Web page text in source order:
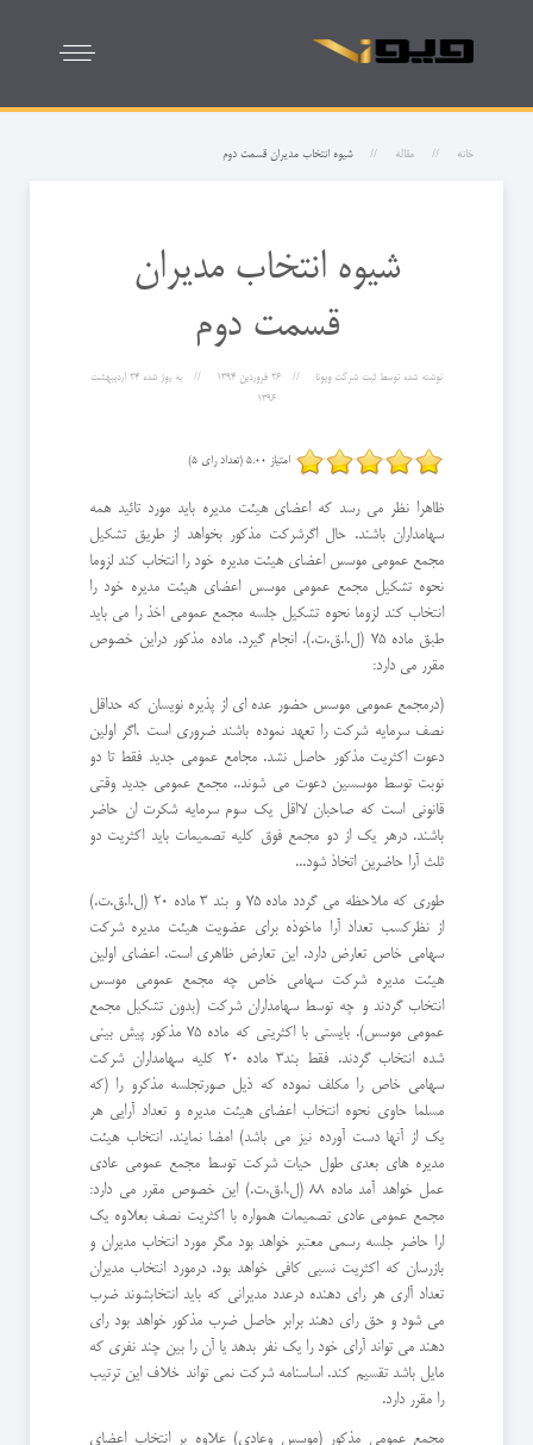
خانه مقاله شيوه انتخاب مدیران قسمت دوم
شيوه انتخاب مدیران
قسمت دوم
نوشته شده توسط ثبت شرکت ویونا 26 فروردين 1394 به روز شده
24 ارديبهشت
1396
امتیاز 5.00 (تعداد رای 5)
ظاهرا نظر می رسد كه اعضای هیئت مدیره باید مورد تائید همه
سهامداران باشند. حال اگرشركت مذكور بخواهد از طریق تشكیل
مجمع عمومی موسس اعضای هیئت مدیره خود را انتخاب كند لزوما
نحوه تشكیل مجمع عمومی موسس اعضای هیئت مدیره خود را
انتخاب كند لزوما نحوه تشكیل جلسه مجمع عمومی اخذ را می باید
طبق ماده ٧٥ (ل.ا.ق.ت.). انجام گیرد. ماده مذكور دراین خصوص
مقرر می دارد:
(درمجمع عمومی موسس حضور عده ای از پذیره نویسان كه حداقل
نصف سرمایه شركت را تعهد نموده باشند ضروری است .اگر اولین
دعوت اكثریت مذكور حاصل نشد. مجامع عمومی جدید فقط تا دو
نوبت توسط موسسین دعوت می شوند.. مجمع عمومی جدید وقتی
قانونی است كه صاحبان لااقل یك سوم سرمایه شكرت ان حاضر
باشند. درهر یك از دو مجمع فوق كلیه تصمیمات باید اكثریت دو
ثلث آرا حاضرین اتخاذ شود...
طوری كه ملاحظه می گردد ماده ٧٥ و بند ٣ ماده ٢٠ (ل.ا.ق.ت.)
از نظركسب تعداد آرا ماخوذه برای عضویت هیئت مدیره شركت
سهامی خاص تعارض دارد. این تعارض ظاهری است. اعضای اولین
هیئت مدیره شركت سهامی خاص چه مجمع عمومی موسس
انتخاب گردند و چه توسط سهامداران شركت (بدون تشكیل مجمع
عمومی موسس). بایستی با اكثریتی كه ماده ٧٥ مذكور پیش بینی
شده انتخاب گردند. فقط بند٣ ماده ٢٠ كلیه سهامداران شركت
سهامی خاص را مكلف نموده كه ذیل صورتجلسه مذكرو را (كه
مسلما حاوی نحوه انتخاب اعضای هیئت مدیره و تعداد آرایی هر
یك از آنها دست آورده نیز می باشد) امضا نمایند. انتخاب هیئت
مدیره های بعدی طول حیات شركت توسط مجمع عمومی عادی
عمل خواهد آمد ماده ٨٨ (ل.ا.ق.ت.) این خصوص مقرر می دارد:
مجمع عمومی عادی تصمیمات همواره با اكثریت نصف بعلاوه یك
ارا حاضر جلسه رسمی معتبر خواهد بود مگر مورد انتخاب مدیران و
بازرسان كه اكثریت نسبی كافی خواهد بود. درمورد انتخاب مدیران
تعداد آاری هر رای دهنده درعدد مدیرانی كه باید انتخابشوند ضرب
می شود و حق رای دهند برابر حاصل ضرب مذكور خواهد بود رای
دهند می تواند آرای خود را یك نفر بدهد یا آن را بین چند نفری كه
مایل باشد تقسیم كند. اساسنامه شركت نمی تواند خلاف این ترتیب
را مقرر دارد.
مجمع عمومی مذكور (موسس وعادی) علاوه بر انتخاب اعضای